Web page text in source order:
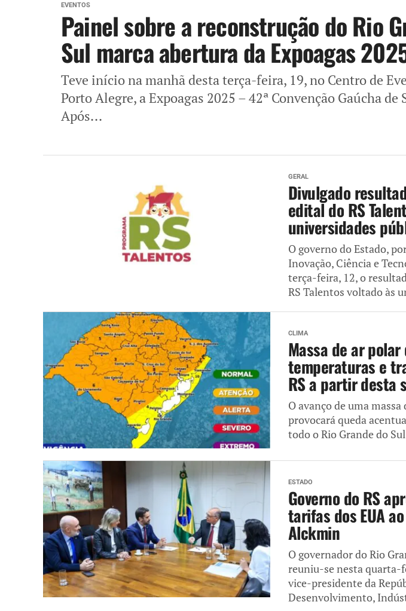
EVENTOS
Painel sobre a reconstrução do Rio
Sul marca abertura da Expoagas
Teve início na manhã desta terça-feira, 19, no Centro de
Porto Alegre, a Expoagas 2025 – 42ª Convenção Gaúcha de
Após...
GERAL
Divulgado
edital do RS
universidades
O governo do Estado,
Inovação, Ciência e
terça-feira, 12, o
RS Talentos voltado às
CLIMA
Massa de ar
temperaturas e
RS a partir desta
O avanço de uma
provocará queda
todo o Rio Grande do
ESTADO
Governo do RS
tarifas dos EUA
Alckmin
O governador do Rio
reuniu-se nesta quarta-
vice-presidente da
Desenvolvimento,